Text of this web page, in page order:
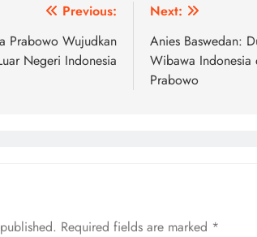
Previous:
Prabowo Wujudkan
Negeri Indonesia
Next:
Anies Baswedan:
Wibawa Indonesia
Prabowo
Required fields are marked *